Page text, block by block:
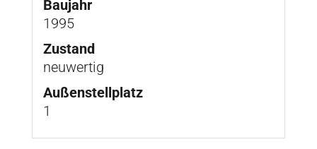
Baujahr
1995
Zustand
neuwertig
Außen­stellplatz
1